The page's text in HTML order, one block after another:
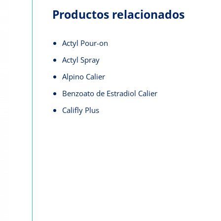
Productos relacionados
Actyl Pour-on
Actyl Spray
Alpino Calier
Benzoato de Estradiol Calier
Califly Plus